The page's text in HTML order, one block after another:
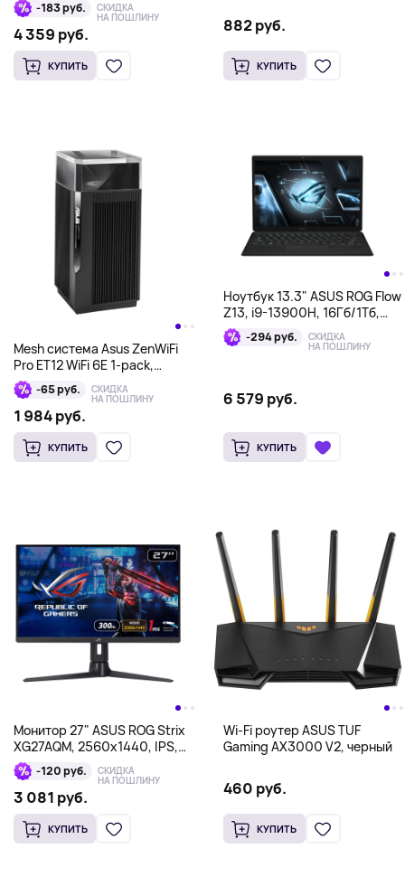
черный-183 руб. СКИДКА
НА ПОШЛИНУ
4 359 руб.
КУПИТЬ
882 руб.
КУПИТЬ
Mesh система Asus ZenWiFi
Pro ET12 WiFi 6E 1-pack,
черный-65 руб. СКИДКА
НА ПОШЛИНУ
1 984 руб.
КУПИТЬ
Ноутбук 13.3" ASUS ROG Flow
Z13, i9-13900H, 16Гб/1Тб,
RTX4060, черный
-294 руб. СКИДКА
НА ПОШЛИНУ
6 579 руб.
КУПИТЬ
Монитор 27" ASUS ROG Strix
XG27AQM, 2560x1440, IPS,
черный-120 руб. СКИДКА
НА ПОШЛИНУ
3 081 руб.
КУПИТЬ
Wi-Fi роутер ASUS TUF
Gaming AX3000 V2, черный
460 руб.
КУПИТЬ